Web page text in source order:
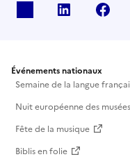
Linkedin
Événements nationaux
Semaine de la langue
Nuit européenne des musées
Fête de la musique
Biblis en folie